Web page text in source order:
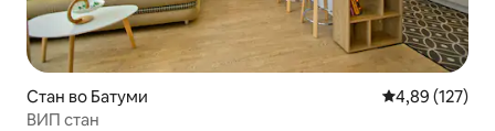
Стан во Батуми Просечна
4,89 (127)
ВИП стан